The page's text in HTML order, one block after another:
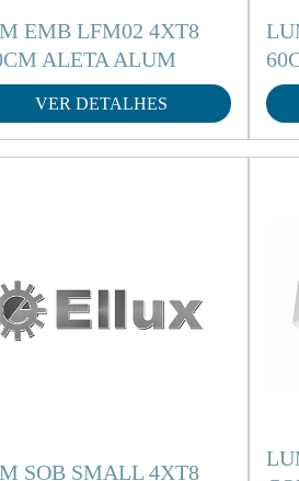
EMB LFM02 4XT8
ALETA ALUM
VER DETALHES
SOB SMALL 4XT8